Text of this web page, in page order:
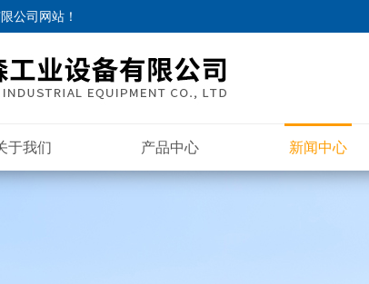
公司网站 ！
于我们 产品中心 新闻中心